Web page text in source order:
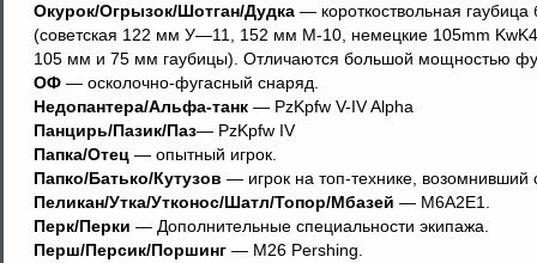
Окурок/Огрызок/Шотган/Дудка — короткоствольная
(советская 122 мм У—11, 152 мм М-10, немецкие 105mm
105 мм и 75 мм гаубицы). Отличаются большой мощностью
ОФ — осколочно-фугасный снаряд.
Недопантера/Альфа-танк — PzKpfw V-IV Alpha
Панцирь/Пазик/Паз— PzKpfw IV
Папка/Отец — опытный игрок.
Папко/Батько/Кутузов — игрок на топ-технике,
Пеликан/Утка/Утконос/Шатл/Топор/Мбазей — M6A2E1.
Перк/Перки — Дополнительные специальности экипажа.
Перш/Персик/Поршинг — M26 Pershing.